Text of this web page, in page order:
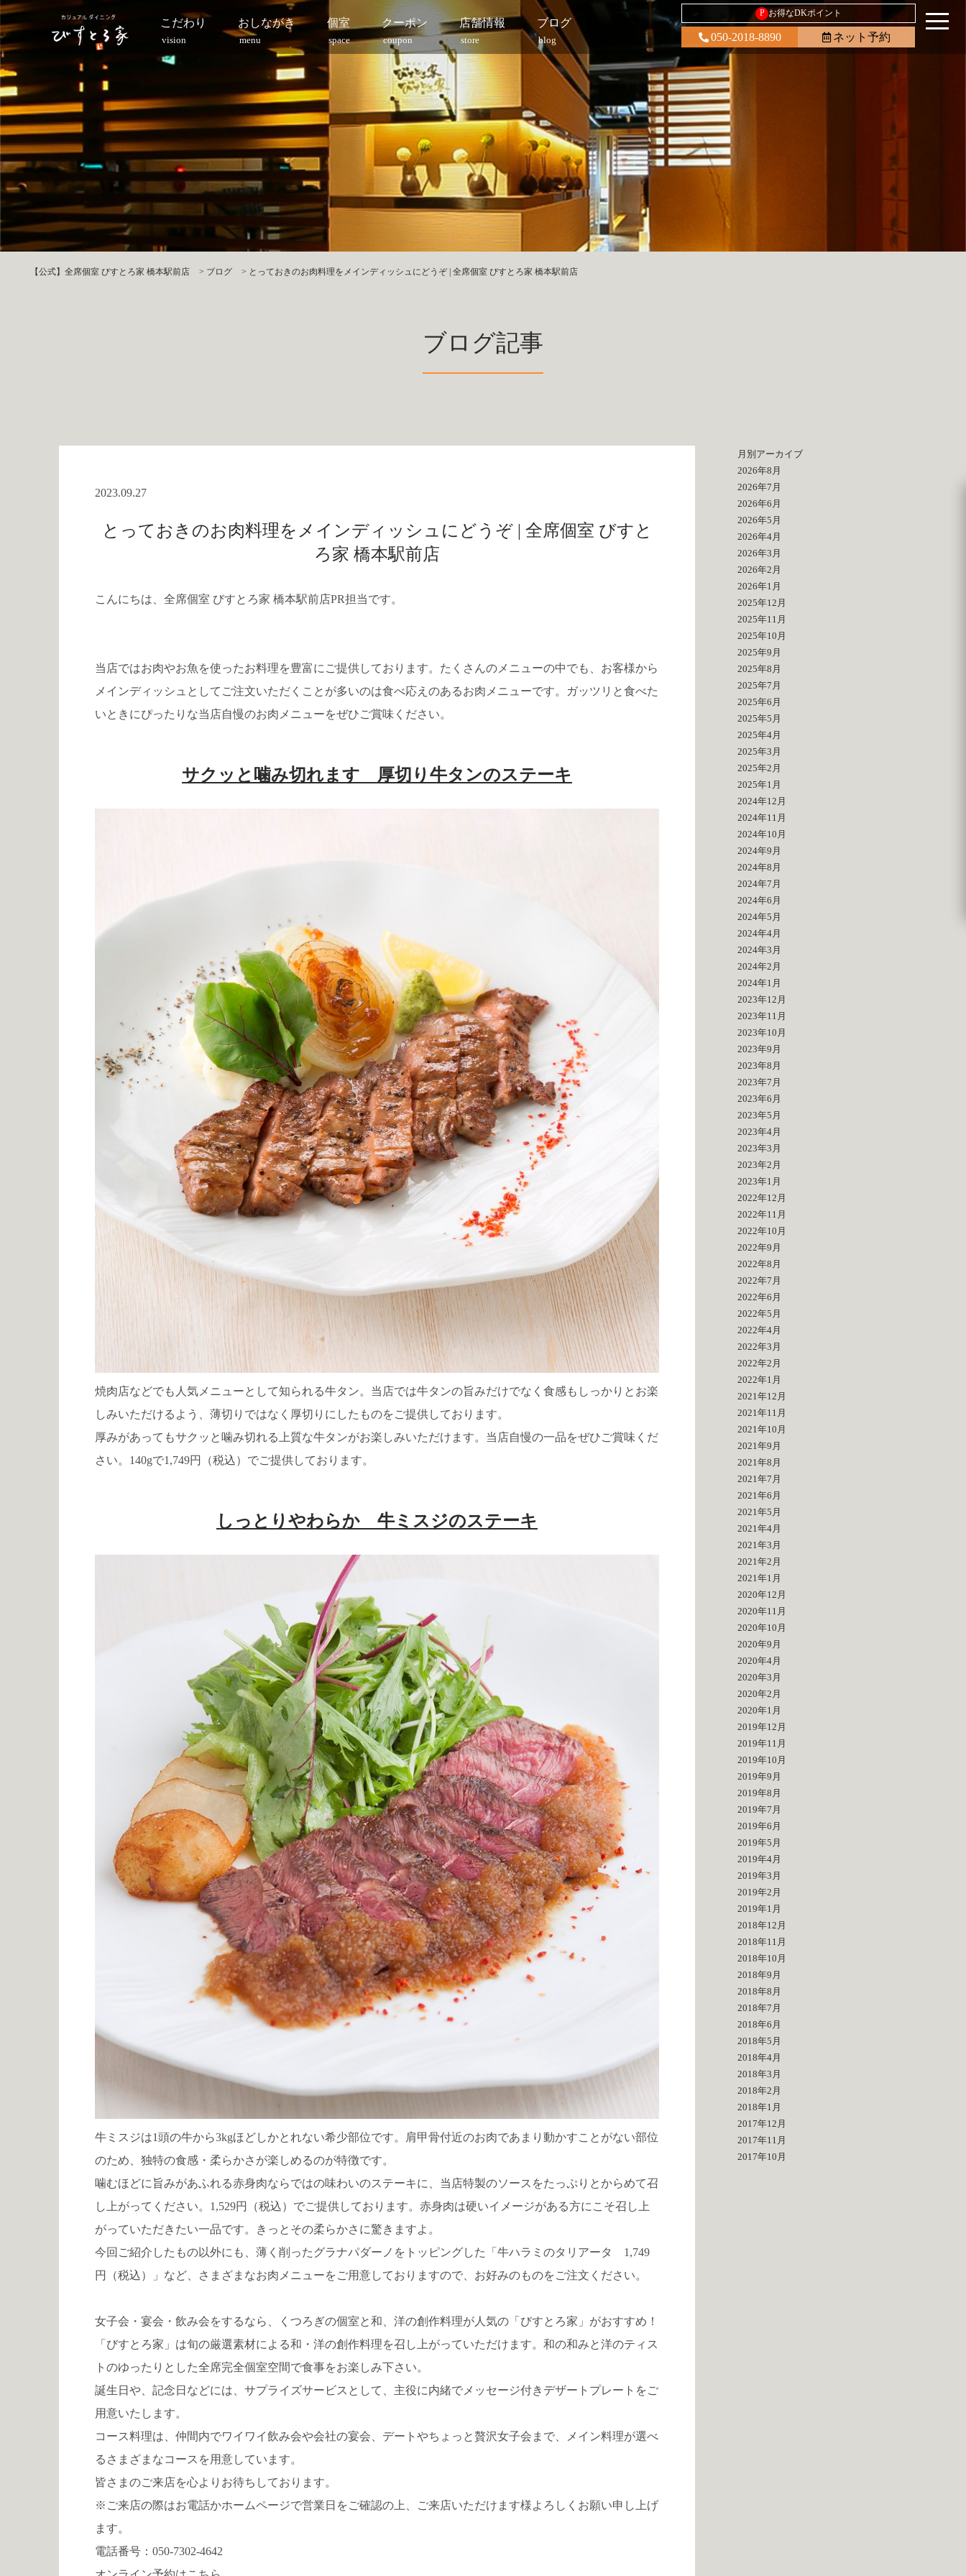
こだわり
vision
おしながき
menu
個室
space
クーポン
coupon
店舗情報
store
ブログ
blog
P お得なDKポイント
050-2018-8890 ネット予約
【公式】全席個室 びすとろ家 橋本駅前店 > ブログ > とっておきのお肉料理をメインディッシュにどうぞ | 全席個室 びすとろ家 橋本駅前店
ブログ記事
2023.09.27
とっておきのお肉料理をメインディッシュにどうぞ | 全席個室 びすと
ろ家 橋本駅前店
こんにちは、全席個室 びすとろ家 橋本駅前店PR担当です。
当店ではお肉やお魚を使ったお料理を豊富にご提供しております。たくさんのメニューの中でも、お客様から
メインディッシュとしてご注文いただくことが多いのは食べ応えのあるお肉メニューです。ガッツリと食べた
いときにぴったりな当店自慢のお肉メニューをぜひご賞味ください。
サクッと噛み切れます 厚切り牛タンのステーキ
焼肉店などでも人気メニューとして知られる牛タン。当店では牛タンの旨みだけでなく食感もしっかりとお楽
しみいただけるよう、薄切りではなく厚切りにしたものをご提供しております。
厚みがあってもサクッと噛み切れる上質な牛タンがお楽しみいただけます。当店自慢の一品をぜひご賞味くだ
さい。 140gで1,749円（税込）でご提供しております。
しっとりやわらか 牛ミスジのステーキ
牛ミスジは1頭の牛から3kgほどしかとれない希少部位です。肩甲骨付近のお肉であまり動かすことがない部位
のため、独特の食感・柔らかさが楽しめるのが特徴です。
噛むほどに旨みがあふれる赤身肉ならではの味わいのステーキに、当店特製のソースをたっぷりとからめて召
し上がってください。 1,529円（税込）でご提供しております。赤身肉は硬いイメージがある方にこそ召し上
がっていただきたい一品です。きっとその柔らかさに驚きますよ。
今回ご紹介したもの以外にも、 薄く削ったグラナパダーノをトッピングした 「 牛ハラミのタリアータ
1,749
円（税込）」など、さまざまなお肉メニューをご用意しておりますので、お好みのものをご注文ください。
女子会・宴会・飲み会をするなら、くつろぎの個室と和、洋の創作料理が人気の「びすとろ家」がおすすめ！
「びすとろ家」は旬の厳選素材による和・洋の創作料理を召し上がっていただけます。和の和みと洋のティス
トのゆったりとした全席完全個室空間で食事をお楽しみ下さい。
誕生日や、記念日などには、サプライズサービスとして、主役に内緒でメッセージ付きデザートプレートをご
用意いたします。
コース料理は、仲間内でワイワイ飲み会や会社の宴会、デートやちょっと贅沢女子会まで、メイン料理が選べ
るさまざまなコースを用意しています。
皆さまのご来店を心よりお待ちしております。
※ご来店の際はお電話かホームページで営業日をご確認の上、ご来店いただけます様よろしくお願い申し上げ
ます。
電話番号： 050-7302-4642
月別アーカイブ
2026年8月
2026年7月
2026年6月
2026年5月
2026年4月
2026年3月
2026年2月
2026年1月
2025年12月
2025年11月
2025年10月
2025年9月
2025年8月
2025年7月
2025年6月
2025年5月
2025年4月
2025年3月
2025年2月
2025年1月
2024年12月
2024年11月
2024年10月
2024年9月
2024年8月
2024年7月
2024年6月
2024年5月
2024年4月
2024年3月
2024年2月
2024年1月
2023年12月
2023年11月
2023年10月
2023年9月
2023年8月
2023年7月
2023年6月
2023年5月
2023年4月
2023年3月
2023年2月
2023年1月
2022年12月
2022年11月
2022年10月
2022年9月
2022年8月
2022年7月
2022年6月
2022年5月
2022年4月
2022年3月
2022年2月
2022年1月
2021年12月
2021年11月
2021年10月
2021年9月
2021年8月
2021年7月
2021年6月
2021年5月
2021年4月
2021年3月
2021年2月
2021年1月
2020年12月
2020年11月
2020年10月
2020年9月
2020年4月
2020年3月
2020年2月
2020年1月
2019年12月
2019年11月
2019年10月
2019年9月
2019年8月
2019年7月
2019年6月
2019年5月
2019年4月
2019年3月
2019年2月
2019年1月
2018年12月
2018年11月
2018年10月
2018年9月
2018年8月
2018年7月
2018年6月
2018年5月
2018年4月
2018年3月
2018年2月
2018年1月
2017年12月
2017年11月
2017年10月